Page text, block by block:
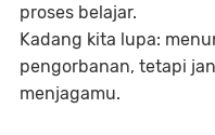
proses belajar.
Kadang kita lupa:
pengorbanan, tetapi
menjagamu.